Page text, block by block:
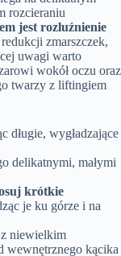
rozcieraniu
jest rozluźnienie
zmarszczek,
uwagi warto
wokół oczu oraz
twarzy z liftingiem
długie, wygładzające
delikatnymi, małymi
krótkie
je ku górze i na
z niewielkim
wewnętrznego kącika